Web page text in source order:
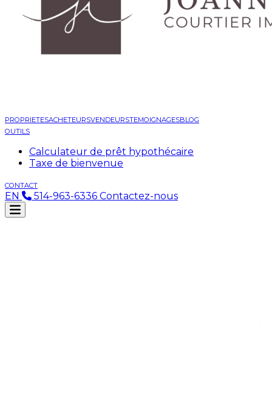
PROPRIETESACHETEURSVENDEURSTEMOIGNAGESBLOG
OUTILS
Calculateur de prêt hypothécaire
Taxe de bienvenue
CONTACT
EN 514-963-6336 Contactez-nous